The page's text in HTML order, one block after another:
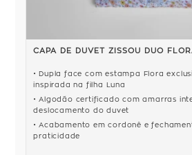
CAPA DE DUVET ZISSOU DUO
Dupla face com estampa Flora
inspirada na filha Luna
Algodão certificado com amarras
deslocamento do duvet
Acabamento em cordonê e
praticidade